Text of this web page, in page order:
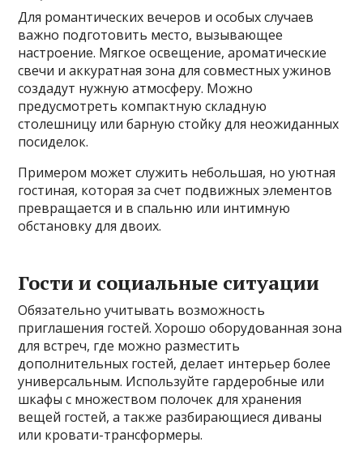
Для романтических вечеров и особых случаев
важно подготовить место, вызывающее
настроение. Мягкое освещение, ароматические
свечи и аккуратная зона для совместных ужинов
создадут нужную атмосферу. Можно
предусмотреть компактную складную
столешницу или барную стойку для неожиданных
посиделок.
Примером может служить небольшая, но уютная
гостиная, которая за счет подвижных элементов
превращается и в спальню или интимную
обстановку для двоих.
Гости и социальные ситуации
Обязательно учитывать возможность
приглашения гостей. Хорошо оборудованная зона
для встреч, где можно разместить
дополнительных гостей, делает интерьер более
универсальным. Используйте гардеробные или
шкафы с множеством полочек для хранения
вещей гостей, а также разбирающиеся диваны
или кровати-трансформеры.